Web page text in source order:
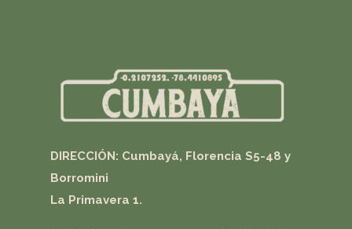
DIRECCIÓN: Cumbayá, Florencia S5-48 y
Borromini
La Primavera 1.